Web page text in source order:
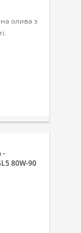
олива з
-
80W-90